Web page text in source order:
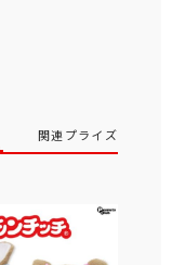
関連プライズ